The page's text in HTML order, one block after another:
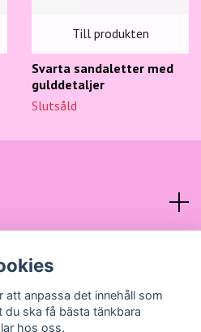
Till produkten
Svarta sandaletter med
gulddetaljer
Slutsåld
att anpassa det innehåll som
ska få bästa tänkbara
hos oss.